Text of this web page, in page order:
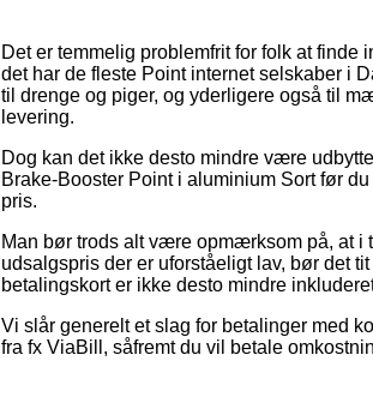
Det er temmelig problemfrit for folk at finde
det har de fleste Point internet selskaber i
til drenge og piger, og yderligere også til
levering.
Dog kan det ikke desto mindre være
Brake-Booster Point i aluminium Sort før
pris.
Man bør trods alt være opmærksom på, at
udsalgspris der er uforståeligt lav, bør det
betalingskort er ikke desto mindre
Vi slår generelt et slag for betalinger med
fra fx ViaBill, såfremt du vil betale